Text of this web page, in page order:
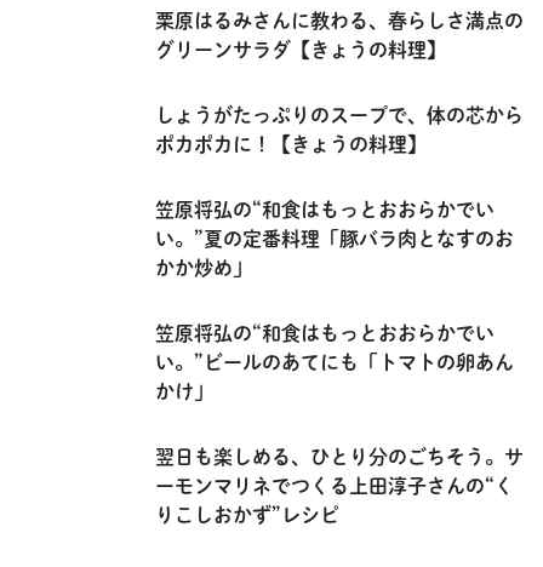
栗原はるみさんに教わる、春らしさ満点の
グリーンサラダ【きょうの料理】
しょうがたっぷりのスープで、体の芯から
ポカポカに！【きょうの料理】
笠原将弘の“和食はもっとおおらかでい
い。”夏の定番料理「豚バラ肉となすのお
かか炒め」
笠原将弘の“和食はもっとおおらかでい
い。”ビールのあてにも「トマトの卵あん
かけ」
翌日も楽しめる、ひとり分のごちそう。サ
ーモンマリネでつくる上田淳子さんの“く
りこしおかず”レシピ